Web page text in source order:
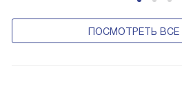
ПОСМОТРЕТЬ ВСЕ